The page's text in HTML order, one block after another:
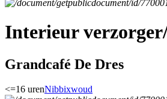
Interieur
Grandcafé De Dres
<=16 urenNibbixwoud